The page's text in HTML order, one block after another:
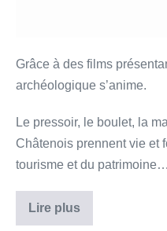
Grâce à des films
archéologique s’anime.
Le pressoir, le boulet, la
Châtenois prennent vie et
tourisme et du
Lire plus